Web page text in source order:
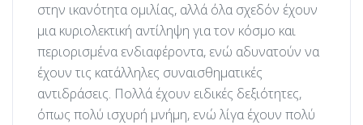
στην ικανότητα ομιλίας, αλλά όλα σχεδόν έχουν
μια κυριολεκτική αντίληψη για τον κόσμο και
περιορισμένα ενδιαφέροντα, ενώ αδυνατούν να
έχουν τις κατάλληλες συναισθηματικές
αντιδράσεις. Πολλά έχουν ειδικές δεξιότητες,
όπως πολύ ισχυρή μνήμη, ενώ λίγα έχουν πολύ